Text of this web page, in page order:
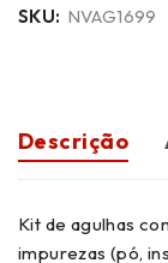
SKU: NVAG1699
Descrição
Kit de agulhas
impurezas (pó,